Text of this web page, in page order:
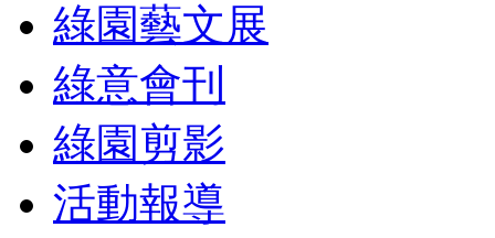
綠園藝文展
綠意會刊
綠園剪影
活動報導